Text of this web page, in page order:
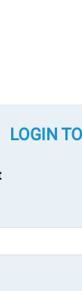
LOGIN